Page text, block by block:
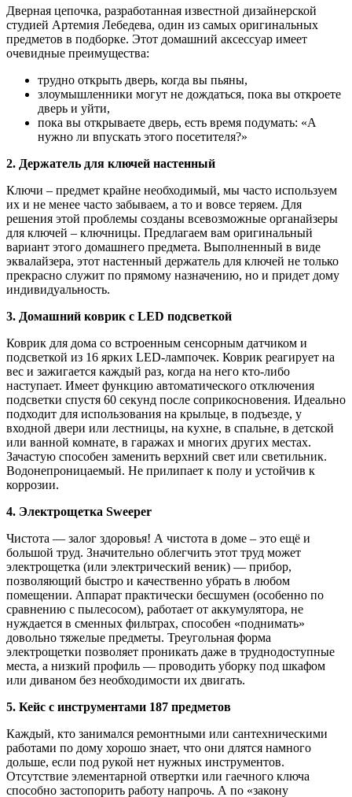
Дверная цепочка, разработанная известной дизайнерской
студией Артемия Лебедева, один из самых оригинальных
предметов в подборке. Этот домашний аксессуар имеет
очевидные преимущества:
трудно открыть дверь, когда вы пьяны,
злоумышленники могут не дождаться, пока вы откроете
дверь и уйти,
пока вы открываете дверь, есть время подумать: «А
нужно ли впускать этого посетителя?»
2. Держатель для ключей настенный
Ключи – предмет крайне необходимый, мы часто используем
их и не менее часто забываем, а то и вовсе теряем. Для
решения этой проблемы созданы всевозможные органайзеры
для ключей – ключницы. Предлагаем вам оригинальный
вариант этого домашнего предмета. Выполненный в виде
эквалайзера, этот настенный держатель для ключей не только
прекрасно служит по прямому назначению, но и придет дому
индивидуальность.
3. Домашний коврик с LED подсветкой
Коврик для дома со встроенным сенсорным датчиком и
подсветкой из 16 ярких LED-лампочек. Коврик реагирует на
вес и зажигается каждый раз, когда на него кто-либо
наступает. Имеет функцию автоматического отключения
подсветки спустя 60 секунд после соприкосновения. Идеально
подходит для использования на крыльце, в подъезде, у
входной двери или лестницы, на кухне, в спальне, в детской
или ванной комнате, в гаражах и многих других местах.
Зачастую способен заменить верхний свет или светильник.
Водонепроницаемый. Не прилипает к полу и устойчив к
коррозии.
4. Электрощетка Sweeper
Чистота — залог здоровья! А чистота в доме – это ещё и
большой труд. Значительно облегчить этот труд может
электрощетка (или электрический веник) — прибор,
позволяющий быстро и качественно убрать в любом
помещении. Аппарат практически бесшумен (особенно по
сравнению с пылесосом), работает от аккумулятора, не
нуждается в сменных фильтрах, способен «поднимать»
довольно тяжелые предметы. Треугольная форма
электрощетки позволяет проникать даже в труднодоступные
места, а низкий профиль — проводить уборку под шкафом
или диваном без необходимости их двигать.
5. Кейс с инструментами 187 предметов
Каждый, кто занимался ремонтными или сантехническими
работами по дому хорошо знает, что они длятся намного
дольше, если под рукой нет нужных инструментов.
Отсутствие элементарной отвертки или гаечного ключа
способно застопорить работу напрочь. А по «закону